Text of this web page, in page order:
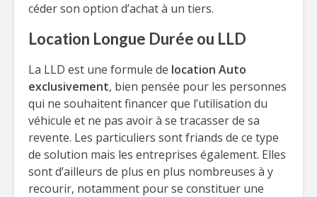
céder son option d’achat à un tiers.
Location Longue Durée ou LLD
La LLD est une formule de location Auto
exclusivement, bien pensée pour les personnes
qui ne souhaitent financer que l’utilisation du
véhicule et ne pas avoir à se tracasser de sa
revente. Les particuliers sont friands de ce type
de solution mais les entreprises également. Elles
sont d’ailleurs de plus en plus nombreuses à y
recourir, notamment pour se constituer une